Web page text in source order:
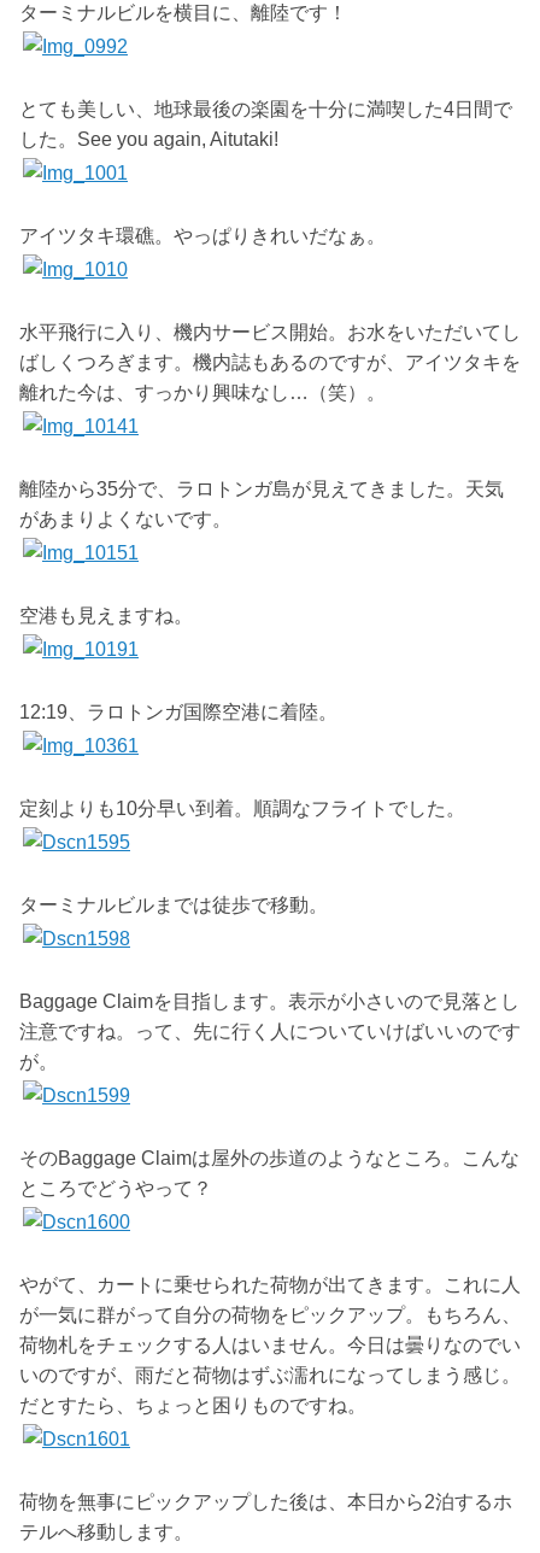
ターミナルビルを横目に、離陸です！
とても美しい、地球最後の楽園を十分に満喫した4日間で
した。See you again, Aitutaki!
アイツタキ環礁。やっぱりきれいだなぁ。
水平飛行に入り、機内サービス開始。お水をいただいてし
ばしくつろぎます。機内誌もあるのですが、アイツタキを
離れた今は、すっかり興味なし…（笑）。
離陸から35分で、ラロトンガ島が見えてきました。天気
があまりよくないです。
空港も見えますね。
12:19、ラロトンガ国際空港に着陸。
定刻よりも10分早い到着。順調なフライトでした。
ターミナルビルまでは徒歩で移動。
Baggage Claimを目指します。表示が小さいので見落とし
注意ですね。って、先に行く人についていけばいいのです
が。
そのBaggage Claimは屋外の歩道のようなところ。こんな
ところでどうやって？
やがて、カートに乗せられた荷物が出てきます。これに人
が一気に群がって自分の荷物をピックアップ。もちろん、
荷物札をチェックする人はいません。今日は曇りなのでい
いのですが、雨だと荷物はずぶ濡れになってしまう感じ。
だとすたら、ちょっと困りものですね。
荷物を無事にピックアップした後は、本日から2泊するホ
テルへ移動します。